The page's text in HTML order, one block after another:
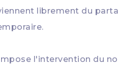
librement du
l'intervention du